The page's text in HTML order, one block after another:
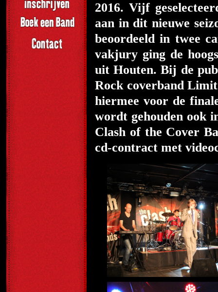
2016. Vijf
aan in dit nieuwe
beoordeeld in twee
vakjury ging de
uit Houten. Bij de
Rock coverband
hiermee voor de
wordt gehouden ook
Clash of the Cover
cd-contract met